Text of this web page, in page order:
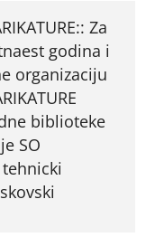
Za
godina i
organizaciju
biblioteke
SO